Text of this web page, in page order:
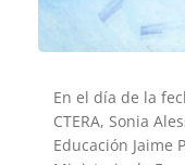
En el día de la
CTERA, Sonia
Educación Jaime